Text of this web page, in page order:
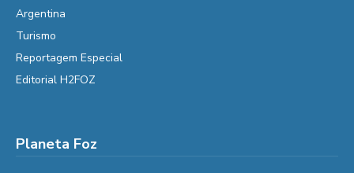
Argentina
Turismo
Reportagem Especial
Editorial H2FOZ
Planeta Foz